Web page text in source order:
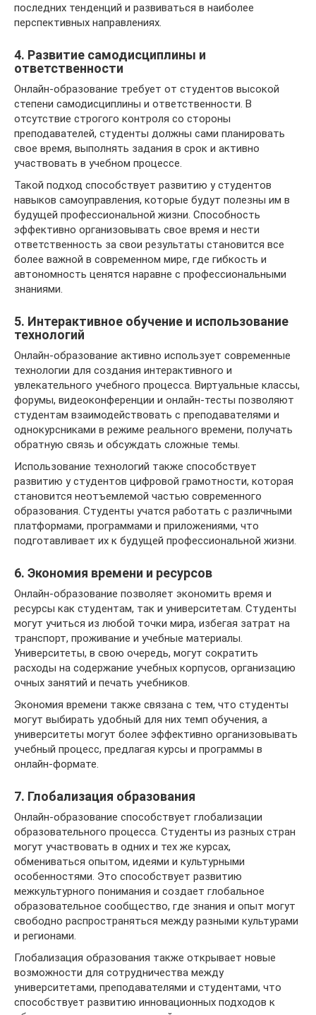
последних тенденций и развиваться в наиболее
перспективных направлениях.
4. Развитие самодисциплины и
ответственности
Онлайн-образование требует от студентов высокой
степени самодисциплины и ответственности. В
отсутствие строгого контроля со стороны
преподавателей, студенты должны сами планировать
свое время, выполнять задания в срок и активно
участвовать в учебном процессе.
Такой подход способствует развитию у студентов
навыков самоуправления, которые будут полезны им в
будущей профессиональной жизни. Способность
эффективно организовывать свое время и нести
ответственность за свои результаты становится все
более важной в современном мире, где гибкость и
автономность ценятся наравне с профессиональными
знаниями.
5. Интерактивное обучение и использование
технологий
Онлайн-образование активно использует современные
технологии для создания интерактивного и
увлекательного учебного процесса. Виртуальные классы,
форумы, видеоконференции и онлайн-тесты позволяют
студентам взаимодействовать с преподавателями и
однокурсниками в режиме реального времени, получать
обратную связь и обсуждать сложные темы.
Использование технологий также способствует
развитию у студентов цифровой грамотности, которая
становится неотъемлемой частью современного
образования. Студенты учатся работать с различными
платформами, программами и приложениями, что
подготавливает их к будущей профессиональной жизни.
6. Экономия времени и ресурсов
Онлайн-образование позволяет экономить время и
ресурсы как студентам, так и университетам. Студенты
могут учиться из любой точки мира, избегая затрат на
транспорт, проживание и учебные материалы.
Университеты, в свою очередь, могут сократить
расходы на содержание учебных корпусов, организацию
очных занятий и печать учебников.
Экономия времени также связана с тем, что студенты
могут выбирать удобный для них темп обучения, а
университеты могут более эффективно организовывать
учебный процесс, предлагая курсы и программы в
онлайн-формате.
7. Глобализация образования
Онлайн-образование способствует глобализации
образовательного процесса. Студенты из разных стран
могут участвовать в одних и тех же курсах,
обмениваться опытом, идеями и культурными
особенностями. Это способствует развитию
межкультурного понимания и создает глобальное
образовательное сообщество, где знания и опыт могут
свободно распространяться между разными культурами
и регионами.
Глобализация образования также открывает новые
возможности для сотрудничества между
университетами, преподавателями и студентами, что
способствует развитию инновационных подходов к